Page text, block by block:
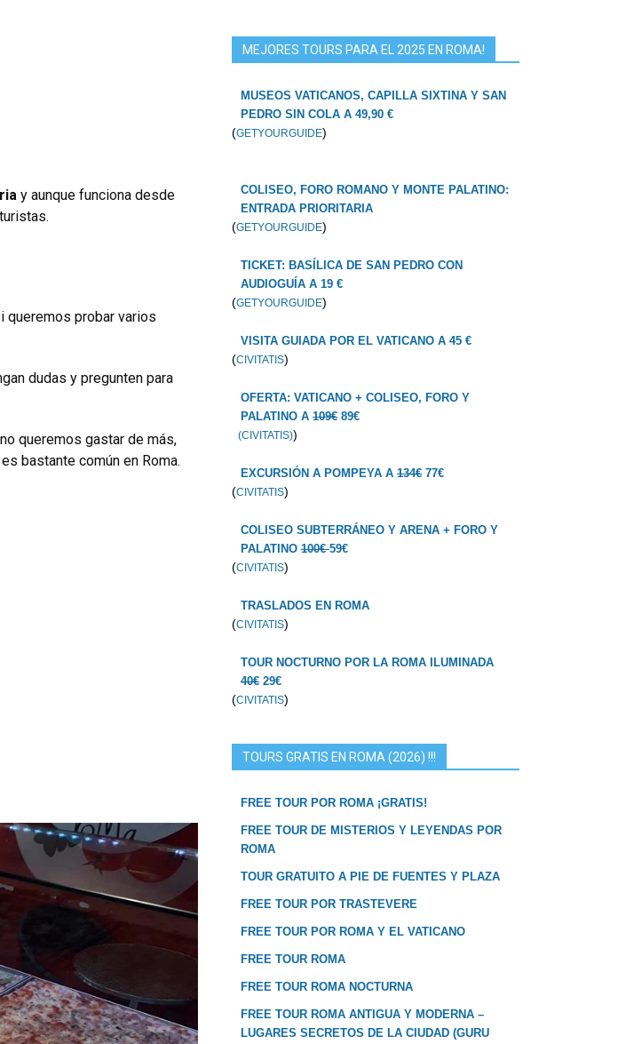
y aunque funciona desde
queremos probar varios
dudas y pregunten para
queremos gastar de más,
bastante común en Roma.
MEJORES TOURS PARA EL 2025 EN ROMA!
MUSEOS VATICANOS, CAPILLA SIXTINA Y SAN
PEDRO SIN COLA A 49,90 €
(GETYOURGUIDE)
COLISEO, FORO ROMANO Y MONTE PALATINO:
ENTRADA PRIORITARIA
(GETYOURGUIDE)
TICKET: BASÍLICA DE SAN PEDRO CON
AUDIOGUÍA A 19 €
(GETYOURGUIDE)
VISITA GUIADA POR EL VATICANO A 45 €
(CIVITATIS)
OFERTA: VATICANO + COLISEO, FORO Y
PALATINO A 109€ 89€
(CIVITATIS))
EXCURSIÓN A POMPEYA A 134€ 77€
(CIVITATIS)
COLISEO SUBTERRÁNEO Y ARENA + FORO Y
PALATINO 100€59€
(CIVITATIS)
TRASLADOS EN ROMA
(CIVITATIS)
TOUR NOCTURNO POR LA ROMA ILUMINADA
40€ 29€
(CIVITATIS)
TOURS GRATIS EN ROMA (2026) !!!
FREE TOUR POR ROMA ¡GRATIS!
FREE TOUR DE MISTERIOS Y LEYENDAS POR
ROMA
TOUR GRATUITO A PIE DE FUENTES Y PLAZA
FREE TOUR POR TRASTEVERE
FREE TOUR POR ROMA Y EL VATICANO
FREE TOUR ROMA
FREE TOUR ROMA NOCTURNA
FREE TOUR ROMA ANTIGUA Y MODERNA –
LUGARES SECRETOS DE LA CIUDAD (GURU